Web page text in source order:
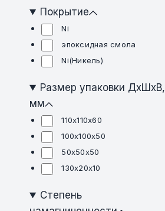
Покрытие
Ni
эпоксидная смола
Ni(Никель)
Размер упаковки ДхШхВ,
мм
110х110х60
100х100х50
50х50х50
130х20х10
Степень